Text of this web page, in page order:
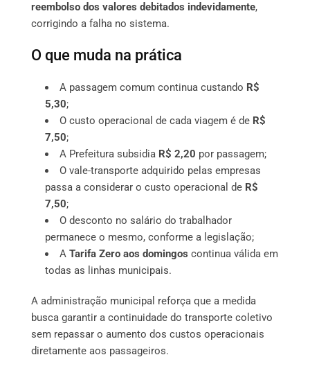
reembolso dos valores debitados indevidamente,
corrigindo a falha no sistema.
O que muda na prática
A passagem comum continua custando R$
5,30;
O custo operacional de cada viagem é de R$
7,50;
A Prefeitura subsidia R$ 2,20 por passagem;
O vale-transporte adquirido pelas empresas
passa a considerar o custo operacional de R$
7,50;
O desconto no salário do trabalhador
permanece o mesmo, conforme a legislação;
A Tarifa Zero aos domingos continua válida em
todas as linhas municipais.
A administração municipal reforça que a medida
busca garantir a continuidade do transporte coletivo
sem repassar o aumento dos custos operacionais
diretamente aos passageiros.